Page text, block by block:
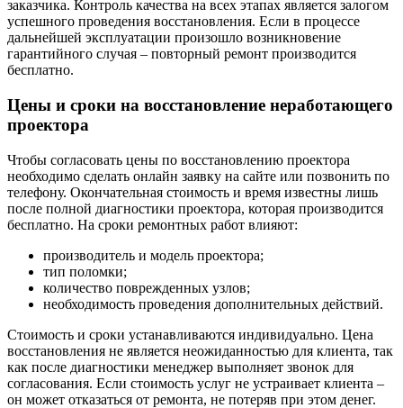
заказчика. Контроль качества на всех этапах является залогом
успешного проведения восстановления. Если в процессе
дальнейшей эксплуатации произошло возникновение
гарантийного случая – повторный ремонт производится
бесплатно.
Цены и сроки на восстановление неработающего
проектора
Чтобы согласовать цены по восстановлению проектора
необходимо сделать онлайн заявку на сайте или позвонить по
телефону. Окончательная стоимость и время известны лишь
после полной диагностики проектора, которая производится
бесплатно. На сроки ремонтных работ влияют:
производитель и модель проектора;
тип поломки;
количество поврежденных узлов;
необходимость проведения дополнительных действий.
Стоимость и сроки устанавливаются индивидуально. Цена
восстановления не является неожиданностью для клиента, так
как после диагностики менеджер выполняет звонок для
согласования. Если стоимость услуг не устраивает клиента –
он может отказаться от ремонта, не потеряв при этом денег.